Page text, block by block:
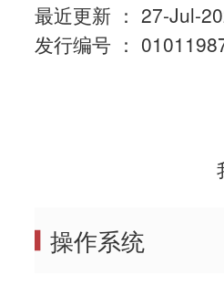
最近更新 ： 27-Jul-
发行编号 ：
操作系统